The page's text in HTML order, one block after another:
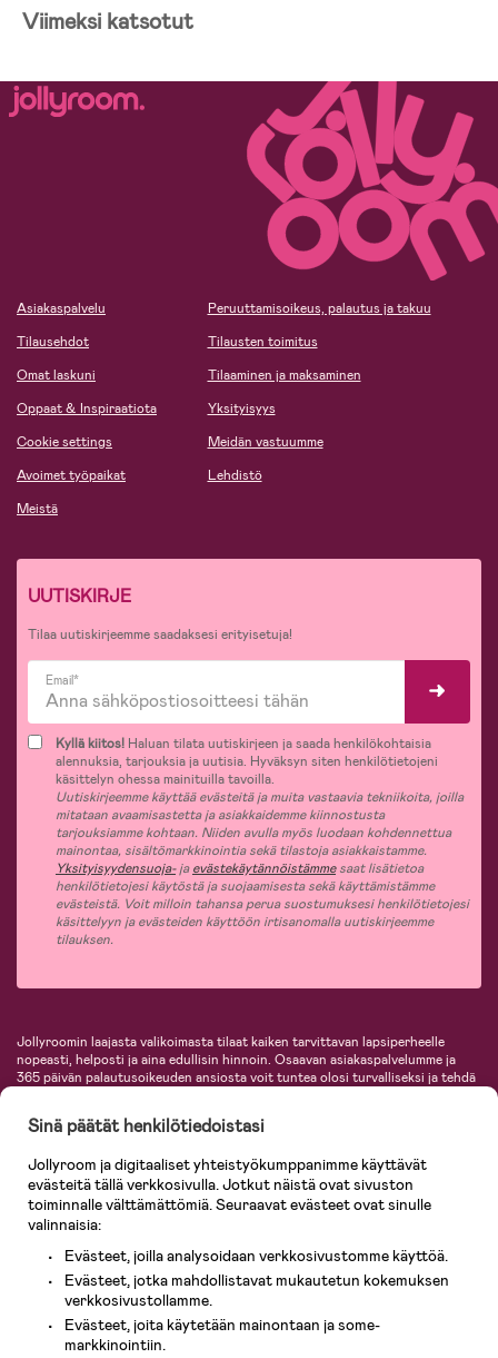
Viimeksi katsotut
Asiakaspalvelu
Tilausehdot
Omat laskuni
Oppaat & Inspiraatiota
Cookie settings
Avoimet työpaikat
Meistä
Peruuttamisoikeus, palautus ja takuu
Tilausten toimitus
Tilaaminen ja maksaminen
Yksityisyys
Meidän vastuumme
Lehdistö
UUTISKIRJE
Tilaa uutiskirjeemme saadaksesi erityisetuja!
Email*
Kyllä kiitos! Haluan tilata uutiskirjeen ja saada henkilökohtaisia
alennuksia, tarjouksia ja uutisia. Hyväksyn siten henkilötietojeni
käsittelyn ohessa mainituilla tavoilla.
Uutiskirjeemme käyttää evästeitä ja muita vastaavia tekniikoita, joilla
mitataan avaamisastetta ja asiakkaidemme kiinnostusta
tarjouksiamme kohtaan. Niiden avulla myös luodaan kohdennettua
mainontaa, sisältömarkkinointia sekä tilastoja asiakkaistamme.
Yksityisyydensuoja-jaevästekäytännöistämmesaat lisätietoa
henkilötietojesi käytöstä ja suojaamisesta sekä käyttämistämme
evästeistä. Voit milloin tahansa perua suostumuksesi henkilötietojesi
käsittelyyn ja evästeiden käyttöön irtisanomalla uutiskirjeemme
tilauksen.
Jollyroomin laajasta valikoimasta tilaat kaiken tarvittavan lapsiperheelle
nopeasti, helposti ja aina edullisin hinnoin. Osaavan asiakaspalvelumme ja
365 päivän palautusoikeuden ansiosta voit tuntea olosi turvalliseksi ja tehdä
lastentarvikkeita sekä paljon muuta. Meiltä löydät lukuisia tunnettuja
KidKraft, Ergobaby, Philips Avent, Neonate, Cybex, LEGO ja monia muita!
Tervetuloa shoppailemaan Pohjoismaiden suurimpaan lastentarvikkeiden
verkkokauppaan!
Sinä päätät henkilötiedoistasi
Jollyroom ja digitaaliset yhteistyökumppanimme käyttävät
evästeitä tällä verkkosivulla. Jotkut näistä ovat sivuston
toiminnalle välttämättömiä. Seuraavat evästeet ovat sinulle
valinnaisia:
Evästeet, joilla analysoidaan verkkosivustomme käyttöä.
Evästeet, jotka mahdollistavat mukautetun kokemuksen
verkkosivustollamme.
Evästeet, joita käytetään mainontaan ja some-
markkinointiin.